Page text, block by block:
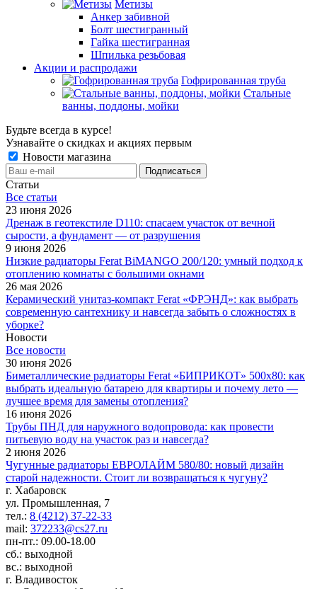
Метизы
Анкер забивной
Болт шестигранный
Гайка шестигранная
Шпилька резьбовая
Акции и распродажи
Гофрированная труба
Стальные
ванны, поддоны, мойки
Будьте всегда в курсе!
Узнавайте о скидках и акциях первым
Новости магазина
Статьи
Все cтатьи
23 июня 2026
Дренаж в геотекстиле D110: спасаем участок от вечной
сырости, а фундамент — от разрушения
9 июня 2026
Низкие радиаторы Ferat BiMANGO 200/120: умный подход к
отоплению комнаты с большими окнами
26 мая 2026
Керамический унитаз-компакт Ferat «ФРЭНД»: как выбрать
современную сантехнику и навсегда забыть о сложностях в
уборке?
Новости
Все новости
30 июня 2026
Биметаллические радиаторы Ferat «БИПРИКОТ» 500x80: как
выбрать идеальную батарею для квартиры и почему лето —
лучшее время для замены отопления?
16 июня 2026
Трубы ПНД для наружного водопровода: как провести
питьевую воду на участок раз и навсегда?
2 июня 2026
Чугунные радиаторы ЕВРОЛАЙМ 580/80: новый дизайн
старой надежности. Стоит ли возвращаться к чугуну?
г. Хабаровск
ул. Промышленная, 7
тел.: 8 (4212) 37-22-33
mail: 372233@cs27.ru
пн-пт.: 09.00-18.00
сб.: выходной
вс.: выходной
г. Владивосток